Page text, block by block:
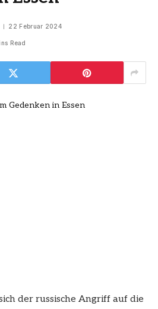
22 Februar 2024
Read
der russische Angriff auf die